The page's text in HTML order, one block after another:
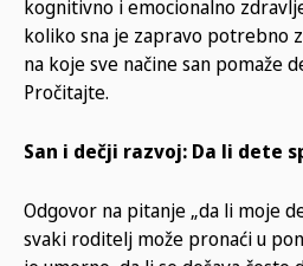
kognitivno i emocionalno
koliko sna je zapravo potrebno
na koje sve načine san pomaže
Pročitajte.
San i dečji razvoj: Da li dete
Odgovor na pitanje „da li moje
svaki roditelj može pronaći u